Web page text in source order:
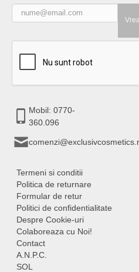
Termeni si conditii
Politica de returnare
Formular de retur
Politici de confidentialitate
Despre Cookie-uri
Colaboreaza cu Noi!
Contact
A.N.P.C.
SOL
Mobil: 0770-
360.096